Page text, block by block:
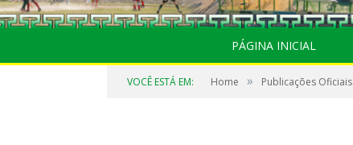
PÁGINA INICIAL
VOCÊ ESTÁ EM: Home » Publicações Oficiais